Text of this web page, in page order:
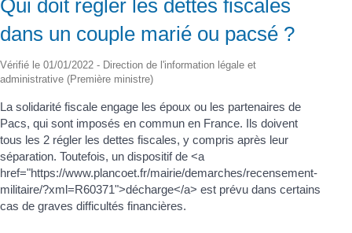
Qui doit régler les dettes fiscales
dans un couple marié ou pacsé ?
Vérifié le 01/01/2022 - Direction de l'information légale et
administrative (Première ministre)
La solidarité fiscale engage les époux ou les partenaires de
Pacs, qui sont imposés en commun en France. Ils doivent
tous les 2 régler les dettes fiscales, y compris après leur
séparation. Toutefois, un dispositif de <a
href="https://www.plancoet.fr/mairie/demarches/recensement-
militaire/?xml=R60371">décharge</a> est prévu dans certains
cas de graves difficultés financières.